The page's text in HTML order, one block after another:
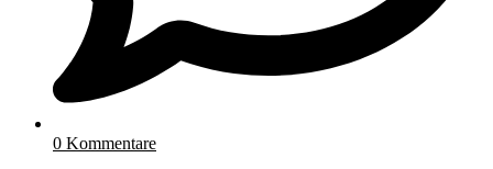
0 Kommentare